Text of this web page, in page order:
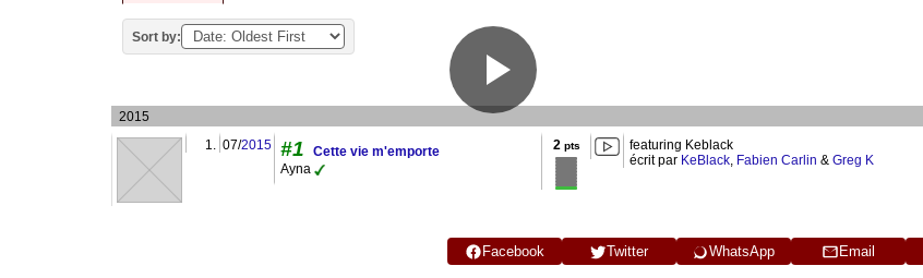
Sort by:
2015
1. 07/2015 #1
Cette vie m'emporte
Ayna
2 pts
featuring Keblack
écrit par KeBlack, Fabien Carlin & Greg K
Facebook Twitter WhatsApp Email